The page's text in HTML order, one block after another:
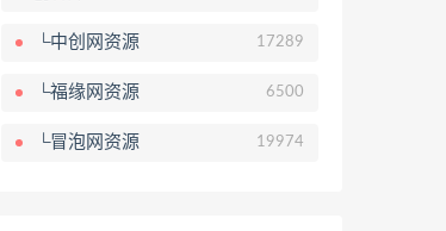
└中创网资源 17289
└福缘网资源 6500
└冒泡网资源 19974